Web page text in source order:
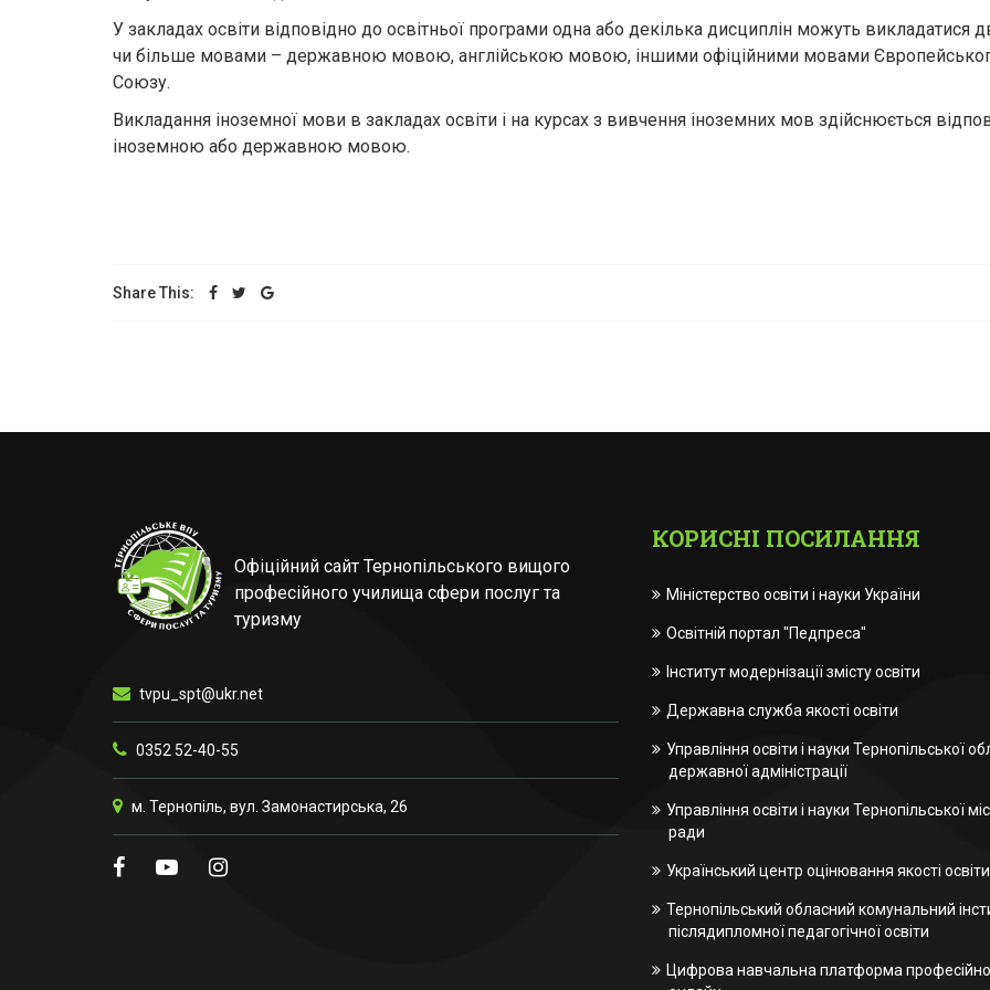
У закладах освіти відповідно до освітньої програми одна або декілька дисциплін можуть викладатися
чи більше мовами – державною мовою, англійською мовою, іншими офіційними мовами
Союзу.
Викладання іноземної мови в закладах освіти і на курсах з вивчення іноземних мов здійснюється
іноземною або державною мовою.
Share This:
Офіційний сайт Тернопільського вищого
професійного училища сфери послуг та
туризму
tvpu_spt@ukr.net
0352 52-40-55
м. Тернопіль, вул. Замонастирська, 26
КОРИСНІ ПОСИЛАННЯ
Міністерство освіти і науки України
Освітній портал "Педпреса"
Інститут модернізації змісту освіти
Державна служба якості освіти
Управління освіти і науки Тернопільської
державної адміністрації
Управління освіти і науки Тернопільської
ради
Український центр оцінювання якості освіти
Тернопільський обласний комунальний
післядипломної педагогічної освіти
Цифрова навчальна платформа